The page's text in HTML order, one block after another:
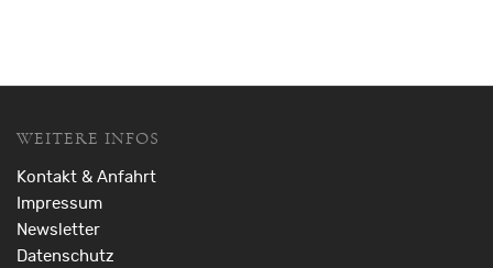
WEITERE INFOS
Kontakt & Anfahrt
Impressum
Newsletter
Datenschutz